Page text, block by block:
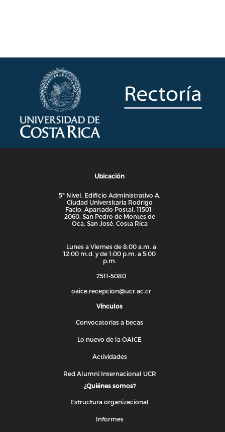
Ubicación
5º Nivel, Edificio Administrativo A,
Ciudad Universitaria Rodrigo
Facio, Apartado Postal. 11501-
2060, San Pedro de Montes de
Oca, San José, Costa Rica
Lunes a Viernes de 8:00 a.m. a
12:00 m.d. y de 1:00 p.m. a 5:00
p.m.
2511-5080
oaice.recepcion@ucr.ac.cr
Vínculos
Convocatorias a becas
Lo nuevo de la OAICE
Actividades
Red Alumni Internacional UCR
¿Quiénes somos?
Estructura organizacional
Informes